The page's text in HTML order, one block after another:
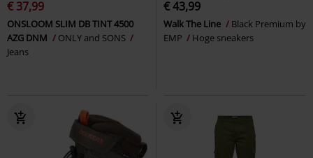
€ 37,99
ONSLOOM SLIM DB TINT 4500
AZG DNM
ONLY and SONS
Jeans
€ 43,99
Walk The Line
Black Premium by
EMP
Hoge sneakers